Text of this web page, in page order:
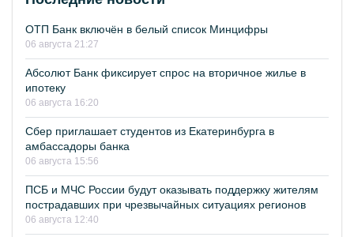
ОТП Банк включён в белый список Минцифры
06 августа 21:27
Абсолют Банк фиксирует спрос на вторичное жилье в
ипотеку
06 августа 16:20
Сбер приглашает студентов из Екатеринбурга в
амбассадоры банка
06 августа 15:56
ПСБ и МЧС России будут оказывать поддержку жителям
пострадавших при чрезвычайных ситуациях регионов
06 августа 12:40